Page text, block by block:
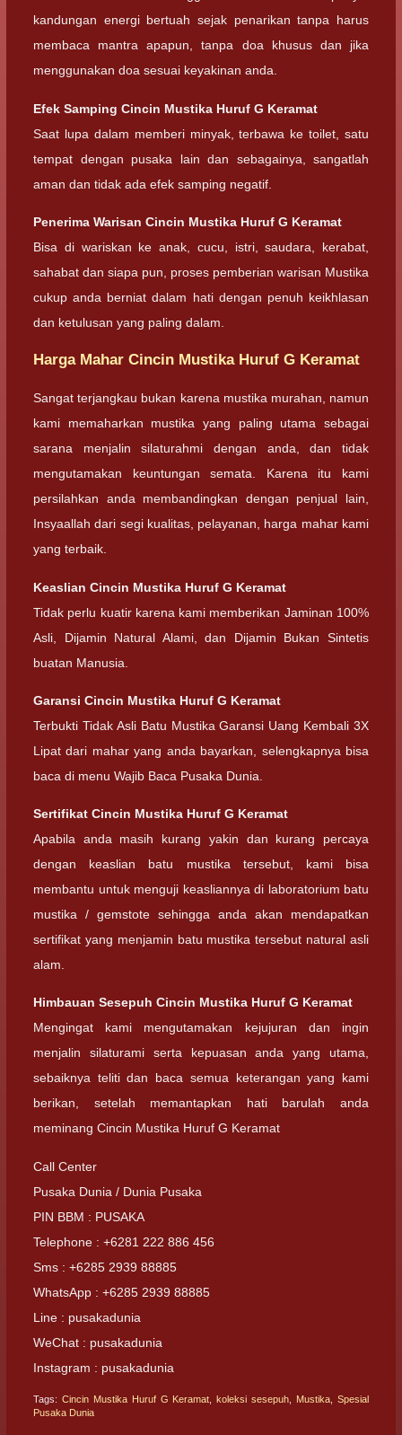
kandungan energi bertuah sejak penarikan tanpa harus
membaca mantra apapun, tanpa doa khusus dan jika
menggunakan doa sesuai keyakinan anda.
Efek Samping Cincin Mustika Huruf G Keramat
Saat lupa dalam memberi minyak, terbawa ke toilet, satu
tempat dengan pusaka lain dan sebagainya, sangatlah
aman dan tidak ada efek samping negatif.
Penerima Warisan Cincin Mustika Huruf G Keramat
Bisa di wariskan ke anak, cucu, istri, saudara, kerabat,
sahabat dan siapa pun, proses pemberian warisan Mustika
cukup anda berniat dalam hati dengan penuh keikhlasan
dan ketulusan yang paling dalam.
Harga Mahar Cincin Mustika Huruf G Keramat
Sangat terjangkau bukan karena mustika murahan, namun
kami memaharkan mustika yang paling utama sebagai
sarana menjalin silaturahmi dengan anda, dan tidak
mengutamakan keuntungan semata. Karena itu kami
persilahkan anda membandingkan dengan penjual lain,
Insyaallah dari segi kualitas, pelayanan, harga mahar kami
yang terbaik.
Keaslian Cincin Mustika Huruf G Keramat
Tidak perlu kuatir karena kami memberikan Jaminan 100%
Asli, Dijamin Natural Alami, dan Dijamin Bukan Sintetis
buatan Manusia.
Garansi Cincin Mustika Huruf G Keramat
Terbukti Tidak Asli Batu Mustika Garansi Uang Kembali 3X
Lipat dari mahar yang anda bayarkan, selengkapnya bisa
baca di menu Wajib Baca Pusaka Dunia.
Sertifikat Cincin Mustika Huruf G Keramat
Apabila anda masih kurang yakin dan kurang percaya
dengan keaslian batu mustika tersebut, kami bisa
membantu untuk menguji keasliannya di laboratorium batu
mustika / gemstote sehingga anda akan mendapatkan
sertifikat yang menjamin batu mustika tersebut natural asli
alam.
Himbauan Sesepuh Cincin Mustika Huruf G Keramat
Mengingat kami mengutamakan kejujuran dan ingin
menjalin silaturami serta kepuasan anda yang utama,
sebaiknya teliti dan baca semua keterangan yang kami
berikan, setelah memantapkan hati barulah anda
meminang Cincin Mustika Huruf G Keramat
Call Center
Pusaka Dunia / Dunia Pusaka
PIN BBM : PUSAKA
Telephone : +6281 222 886 456
Sms : +6285 2939 88885
WhatsApp : +6285 2939 88885
Line : pusakadunia
WeChat : pusakadunia
Instagram : pusakadunia
Tags: Cincin Mustika Huruf G Keramat ,koleksi sesepuh Mustika ,Spesial
Pusaka Dunia